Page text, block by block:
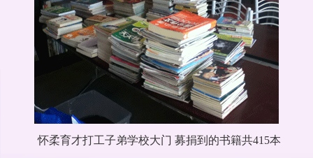
怀柔育才打工子弟学校大门 募捐到的书籍共415本